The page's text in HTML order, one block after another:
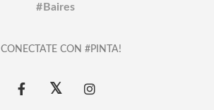
#Baires
CONECTATE CON #PINTA!